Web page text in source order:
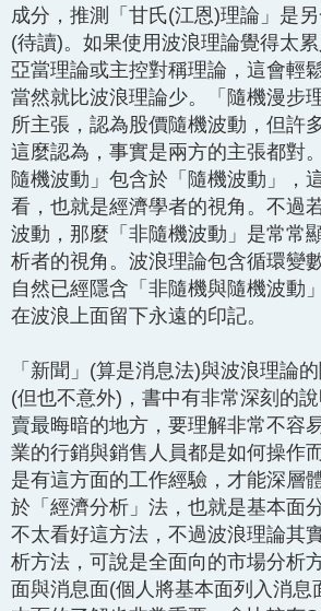
成分，推測「甘氏(江恩)理論」是
(待讀)。如果使用波浪理論覺得太
亞當理論或主控對稱理論，這會輕
當然就比波浪理論少。「隨機漫步
所主張，認為股價隨機波動，但許
這麼認為，事實是兩方的主張都對
隨機波動」包含於「隨機波動」，
看，也就是經濟學者的視角。不過
波動，那麼「非隨機波動」是常常
析者的視角。波浪理論包含循環變
自然已經隱含「非隨機與隨機波動
在波浪上面留下永遠的印記。
「新聞」(算是消息法)與波浪理論
(但也不意外)，書中有非常深刻的
賣最晦暗的地方，要理解非常不容
業的行銷與銷售人員都是如何操作
是有這方面的工作經驗，才能深層
於「經濟分析」法，也就是基本面
不太看好這方法，不過波浪理論其
析方法，可說是全面向的市場分析
面與消息面(個人將基本面列入消息